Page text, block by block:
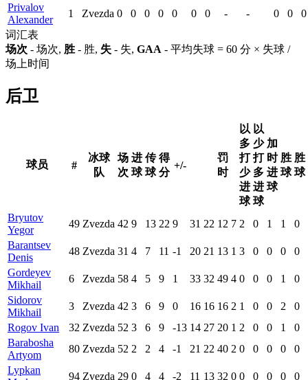
Privalov
Alexander
1 Zvezda 0 0 0 0 0 0 0 - - 0 0
0
词汇表
场次 - 场次, 胜 - 胜, 失 - 失, GAA - 平均失球 = 60 分 × 失球 /
场上时间
后卫
球员 #
冰球
队
场
次
进
球
传
球
得
分
+/-
罚
时
以
多
打
少
进
球
以
少
打
多
进
球
加
时
进
球
胜
球
胜
球
Bryutov
Yegor
49 Zvezda 42 9 13 22 9 31 22 12 7 2 0 1 1
0
Barantsev
Denis
48 Zvezda 31 4 7 11 -1 20 21 13 1 3 0 0 0
0
Gordeyev
Mikhail
6 Zvezda 58 4 5 9 1 33 32 49 4 0 0 0 1
0
Sidorov
Mikhail
3 Zvezda 42 3 6 9 0 16 16 16 2 1 0 0 2
0
Rogov Ivan
32 Zvezda 52 3 6 9 -13 14 27 20 1 2 0 0 1
0
Barabosha
Artyom
80 Zvezda 52 2 2 4 -1 21 22 40 2 0 0 0 0
0
Lypkan
94 Zvezda 29 0 4 4 -2 11 13 32 0 0 0 0 0 0